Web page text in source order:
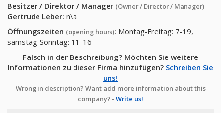
Besitzer / Direktor / Manager (Owner / Director / Manager)
Gertrude Leber: n\a
Öffnungszeiten (opening hours): Montag-Freitag: 7-19,
samstag-Sonntag: 11-16
Falsch in der Beschreibung? Möchten Sie weitere
Informationen zu dieser Firma hinzufügen? Schreiben Sie
uns!
Wrong in description? Want add more information about this
company? - Write us!